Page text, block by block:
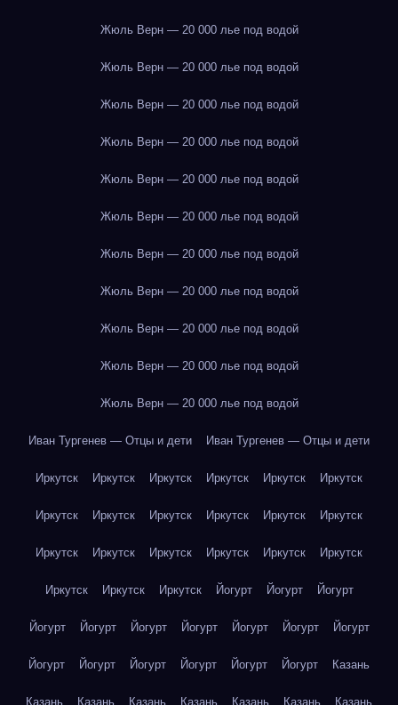
Жюль Верн — 20 000 лье под водой
Жюль Верн — 20 000 лье под водой
Жюль Верн — 20 000 лье под водой
Жюль Верн — 20 000 лье под водой
Жюль Верн — 20 000 лье под водой
Жюль Верн — 20 000 лье под водой
Жюль Верн — 20 000 лье под водой
Жюль Верн — 20 000 лье под водой
Жюль Верн — 20 000 лье под водой
Жюль Верн — 20 000 лье под водой
Жюль Верн — 20 000 лье под водой
Иван Тургенев — Отцы и дети Иван Тургенев — Отцы и дети
Иркутск Иркутск Иркутск Иркутск Иркутск Иркутск
Иркутск Иркутск Иркутск Иркутск Иркутск Иркутск
Иркутск Иркутск Иркутск Иркутск Иркутск Иркутск
Иркутск Иркутск Иркутск Йогурт Йогурт Йогурт
Йогурт Йогурт Йогурт Йогурт Йогурт Йогурт Йогурт
Йогурт Йогурт Йогурт Йогурт Йогурт Йогурт Казань
Казань Казань Казань Казань Казань Казань Казань